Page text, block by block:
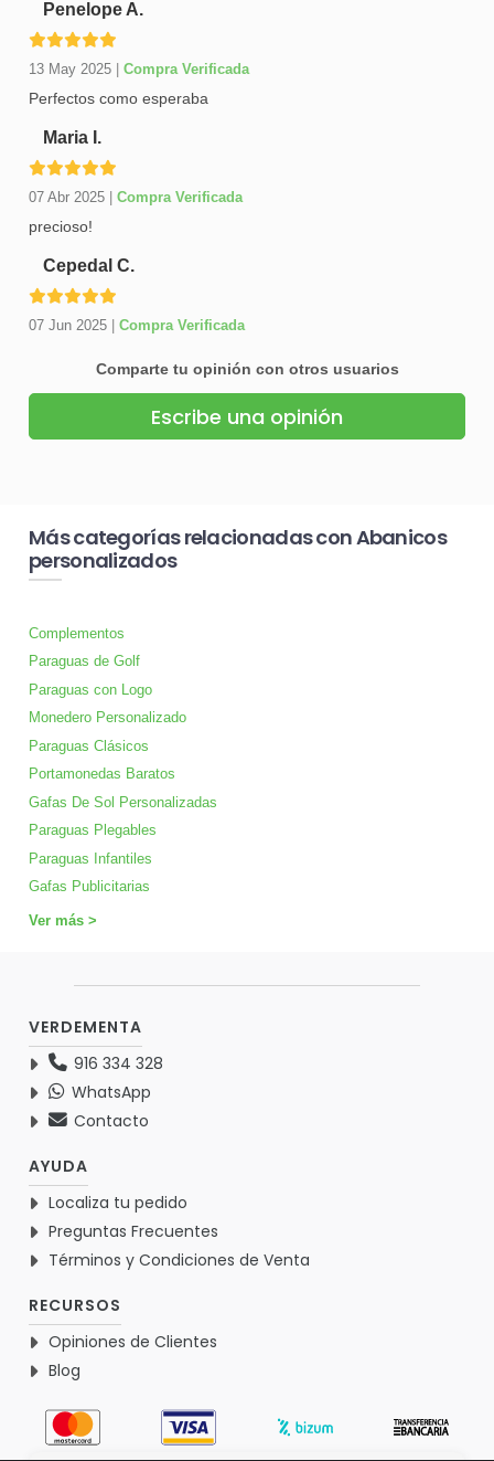
Penelope A.
13 May 2025 Compra Verificada
Perfectos como esperaba
Maria I.
07 Abr 2025 Compra Verificada
precioso!
Cepedal C.
07 Jun 2025 Compra Verificada
Comparte tu opinión con otros usuarios
Escribe una opinión
Más categorías relacionadas con Abanicos
personalizados
Complementos
Paraguas de Golf
Paraguas con Logo
Monedero Personalizado
Paraguas Clásicos
Portamonedas Baratos
Gafas De Sol Personalizadas
Paraguas Plegables
Paraguas Infantiles
Gafas Publicitarias
Ver más >
VERDEMENTA
916 334 328
WhatsApp
Contacto
AYUDA
Localiza tu pedido
Preguntas Frecuentes
Términos y Condiciones de Venta
RECURSOS
Opiniones de Clientes
Blog